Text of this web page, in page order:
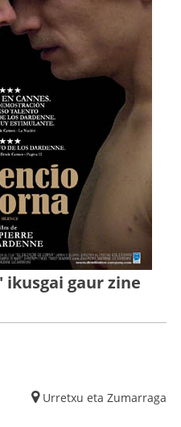
ikusgai gaur zine
Urretxu eta Zumarraga